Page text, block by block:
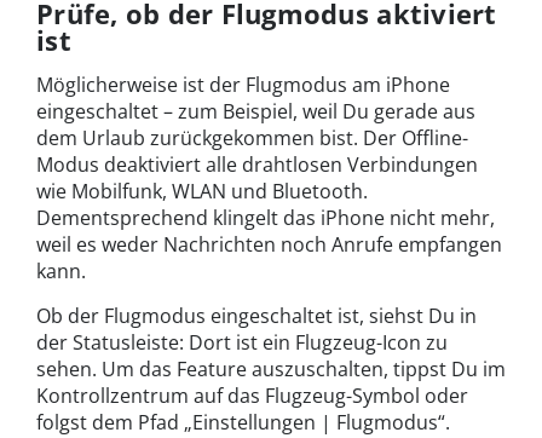
Prüfe, ob der Flugmodus aktiviert
ist
Möglicherweise ist der Flugmodus am iPhone
eingeschaltet – zum Beispiel, weil Du gerade aus
dem Urlaub zurückgekommen bist. Der Offline-
Modus deaktiviert alle drahtlosen Verbindungen
wie Mobilfunk, WLAN und Bluetooth.
Dementsprechend klingelt das iPhone nicht mehr,
weil es weder Nachrichten noch Anrufe empfangen
kann.
Ob der Flugmodus eingeschaltet ist, siehst Du in
der Statusleiste: Dort ist ein Flugzeug-Icon zu
sehen. Um das Feature auszuschalten, tippst Du im
Kontrollzentrum auf das Flugzeug-Symbol oder
folgst dem Pfad „Einstellungen | Flugmodus“.